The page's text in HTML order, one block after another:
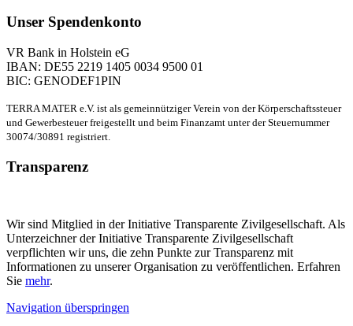
Unser Spendenkonto
VR Bank in Holstein eG
IBAN: DE55 2219 1405 0034 9500 01
BIC: GENODEF1PIN
TERRA MATER e.V. ist als gemeinnütziger Verein von der Körperschaftssteuer
und Gewerbesteuer freigestellt und beim Finanzamt unter der Steuernummer
30074/30891 registriert.
Transparenz
Wir sind Mitglied in der Initiative Transparente Zivilgesellschaft. Als
Unterzeichner der Initiative Transparente Zivilgesellschaft
verpflichten wir uns, die zehn Punkte zur Transparenz mit
Informationen zu unserer Organisation zu veröffentlichen. Erfahren
Sie mehr.
Navigation überspringen